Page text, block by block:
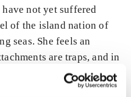
not yet suffered
of the island nation of
seas. She feels an
are traps, and in
you.